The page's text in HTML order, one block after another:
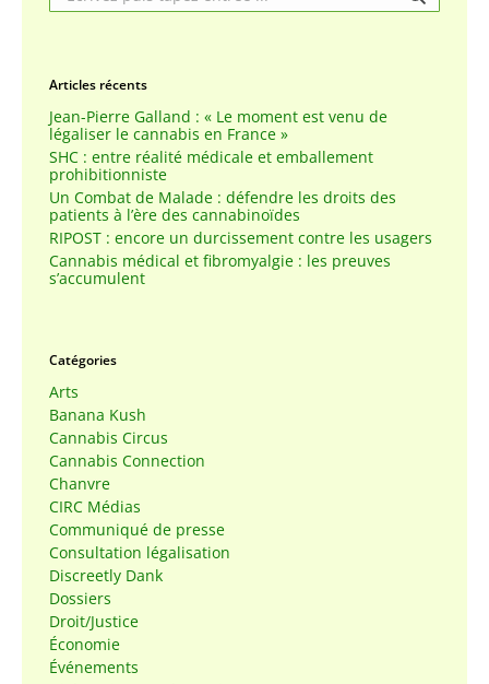
Articles récents
Jean-Pierre Galland : « Le moment est venu de
légaliser le cannabis en France »
SHC : entre réalité médicale et emballement
prohibitionniste
Un Combat de Malade : défendre les droits des
patients à l’ère des cannabinoïdes
RIPOST : encore un durcissement contre les usagers
Cannabis médical et fibromyalgie : les preuves
s’accumulent
Catégories
Arts
Banana Kush
Cannabis Circus
Cannabis Connection
Chanvre
CIRC Médias
Communiqué de presse
Consultation légalisation
Discreetly Dank
Dossiers
Droit/Justice
Économie
Événements